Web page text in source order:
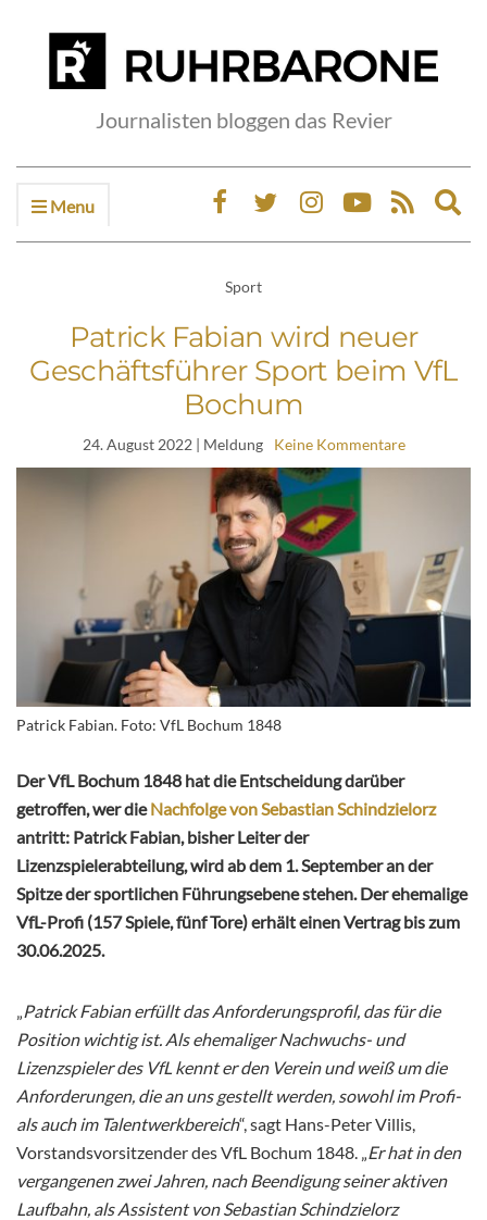
Journalisten bloggen das Revier
Menu
Sport
Patrick Fabian wird neuer
Geschäftsführer Sport beim VfL
Bochum
24. August 2022| Meldung Keine Kommentare
Patrick Fabian. Foto: VfL Bochum 1848
Der VfL Bochum 1848 hat die Entscheidung darüber
getroffen, wer dieNachfolge von Sebastian Schindzielorz
antritt: Patrick Fabian, bisher Leiter der
Lizenzspielerabteilung, wird ab dem 1. September an der
Spitze der sportlichen Führungsebene stehen. Der ehemalige
VfL-Profi (157 Spiele, fünf Tore) erhält einen Vertrag bis zum
30.06.2025.
„Patrick Fabian erfüllt das Anforderungsprofil, das für die
Position wichtig ist. Als ehemaliger Nachwuchs- und
Lizenzspieler des VfL kennt er den Verein und weiß um die
Anforderungen, die an uns gestellt werden, sowohl im Profi-
als auch im Talentwerkbereich“, sagt Hans-Peter Villis,
Vorstandsvorsitzender des VfL Bochum 1848. „Er hat in den
vergangenen zwei Jahren, nach Beendigung seiner aktiven
Laufbahn, als Assistent von Sebastian Schindzielorz